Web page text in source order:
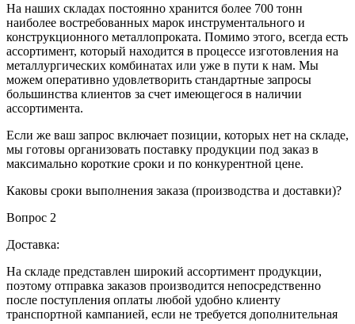
На наших складах постоянно хранится более 700 тонн
наиболее востребованных марок инструментального и
конструкционного металлопроката. Помимо этого, всегда есть
ассортимент, который находится в процессе изготовления на
металлургических комбинатах или уже в пути к нам. Мы
можем оперативно удовлетворить стандартные запросы
большинства клиентов за счет имеющегося в наличии
ассортимента.
Если же ваш запрос включает позиции, которых нет на складе,
мы готовы организовать поставку продукции под заказ в
максимально короткие сроки и по конкурентной цене.
Каковы сроки выполнения заказа (производства и доставки)?
Вопрос 2
Доставка:
На складе представлен широкий ассортимент продукции,
поэтому отправка заказов производится непосредственно
после поступления оплаты любой удобно клиенту
транспортной кампанией, если не требуется дополнительная